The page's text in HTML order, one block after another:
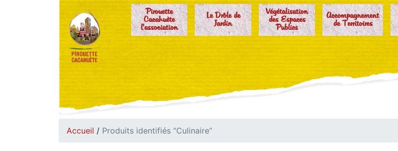
Pirouette
Cacahuète
l'association
Le Drôle de
Jardin
Végétalisation
des Espaces
Publics
Accompagnement
de Territoires
Accueil / Produits identifiés “Culinaire”